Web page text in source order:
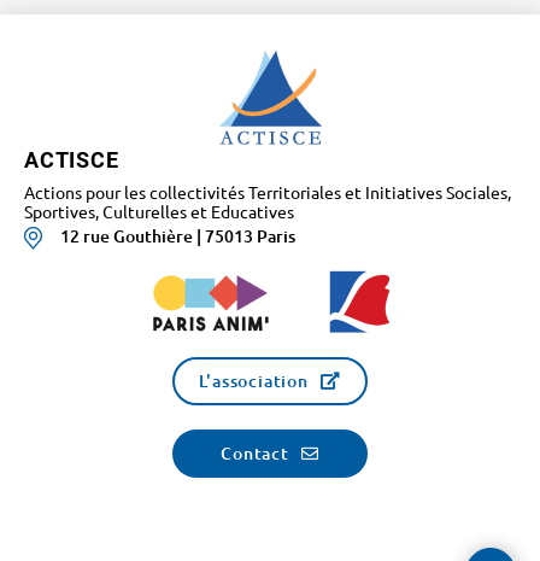
ACTISCE
Actions pour les collectivités Territoriales et Initiatives Sociales,
Sportives, Culturelles et Educatives
12 rue Gouthière | 75013 Paris
L'association
Contact